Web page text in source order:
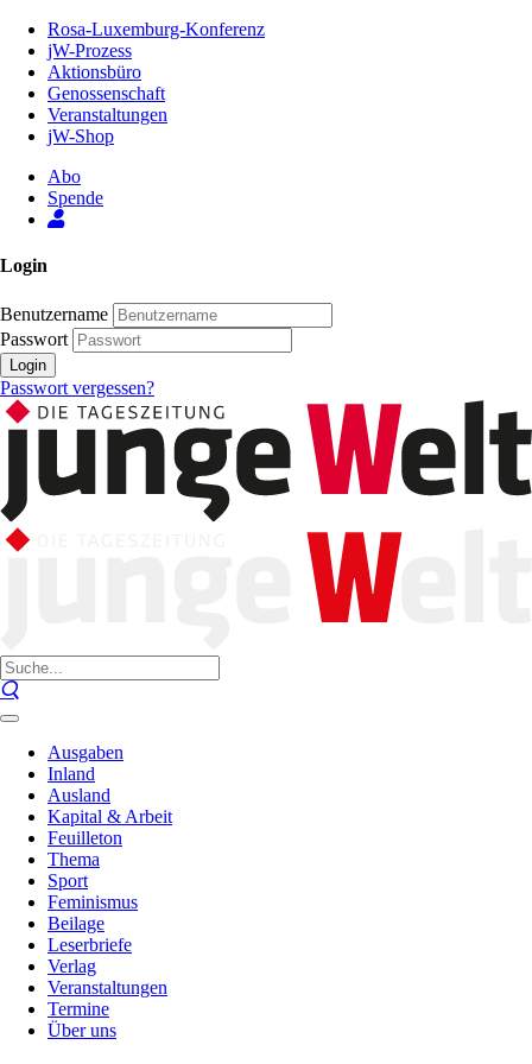
Inhalt
Seite
Rosa-Luxemburg-Konferenz
jW-Prozess
Aktionsbüro
Genossenschaft
Veranstaltungen
jW-Shop
Abo
Spende
Login
Benutzername
Passwort
Login
Passwort vergessen?
Ausgaben
Inland
Ausland
Kapital & Arbeit
Feuilleton
Thema
Sport
Feminismus
Beilage
Leserbriefe
Verlag
Veranstaltungen
Termine
Über uns